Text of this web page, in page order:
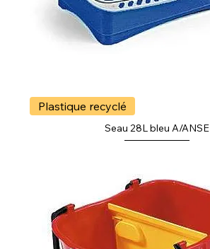
Plastique recyclé
Seau 28L bleu A/ANSE